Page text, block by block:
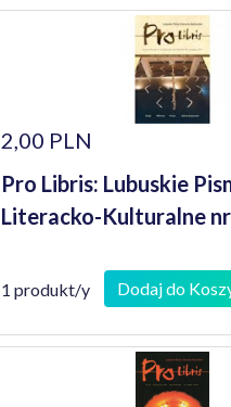
2,00 PLN
Pro Libris: Lubuskie
Literacko-Kulturalne
1 produkt/y Dodaj do